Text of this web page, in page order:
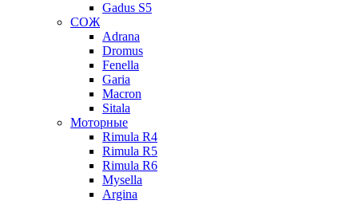
Gadus S5
СОЖ
Adrana
Dromus
Fenella
Garia
Macron
Sitala
Моторные
Rimula R4
Rimula R5
Rimula R6
Mysella
Argina